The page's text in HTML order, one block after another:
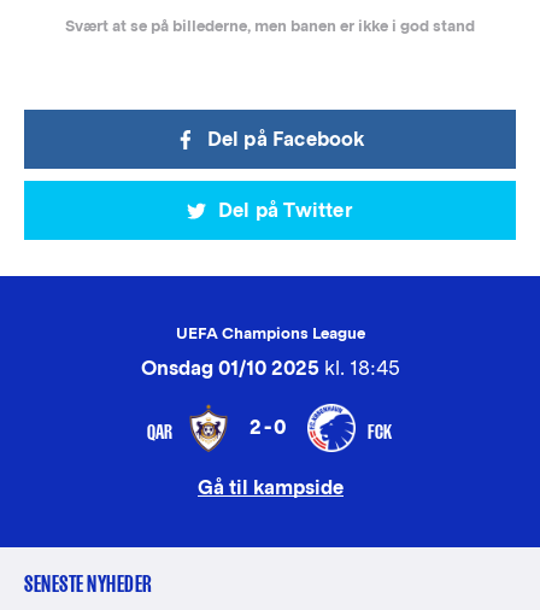
Svært at se på billederne, men banen er ikke i god stand
Del på Facebook
Del på Twitter
UEFA Champions League
Onsdag 01/10 2025kl. 18:45
QAR 2-0 FCK
Gå til kampside
SENESTE NYHEDER